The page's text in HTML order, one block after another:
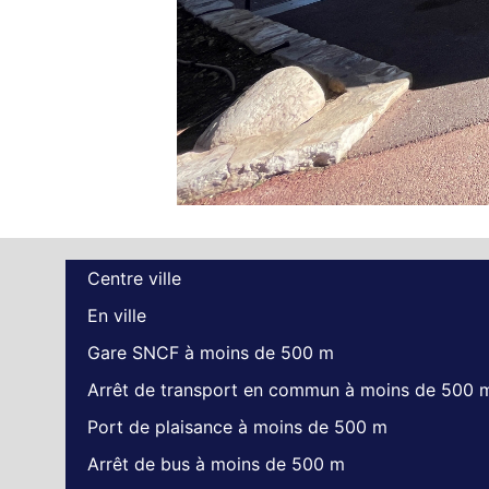
Centre ville
En ville
Gare SNCF à moins de 500 m
Arrêt de transport en commun à moins de 500
Port de plaisance à moins de 500 m
Arrêt de bus à moins de 500 m